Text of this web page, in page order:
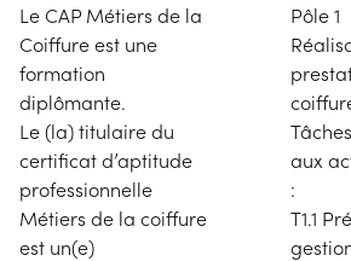
Le CAP Métiers de la
Coiffure est une
formation
diplômante.
Le (la) titulaire du
certificat d’aptitude
professionnelle
Métiers de la coiffure
est un(e)
Pôle 1
aux
:
T1.1